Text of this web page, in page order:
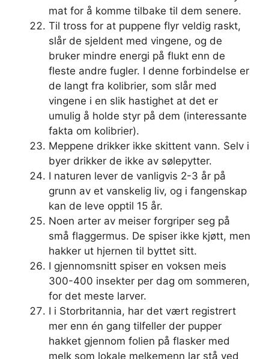
mat for å komme tilbake til dem senere.
Til tross for at puppene flyr veldig raskt,
slår de sjeldent med vingene, og de
bruker mindre energi på flukt enn de
fleste andre fugler. I denne forbindelse er
de langt fra kolibrier, som slår med
vingene i en slik hastighet at det er
umulig å holde styr på dem (interessante
fakta om kolibrier).
Meppene drikker ikke skittent vann. Selv i
byer drikker de ikke av sølepytter.
I naturen lever de vanligvis 2-3 år på
grunn av et vanskelig liv, og i fangenskap
kan de leve opptil 15 år.
Noen arter av meiser forgriper seg på
små flaggermus. De spiser ikke kjøtt, men
hakker ut hjernen til byttet sitt.
I gjennomsnitt spiser en voksen meis
300-400 insekter per dag om sommeren,
for det meste larver.
I i Storbritannia, har det vært registrert
mer enn én gang tilfeller der pupper
hakket gjennom folien på flasker med
melk som lokale melkemenn lar stå ved